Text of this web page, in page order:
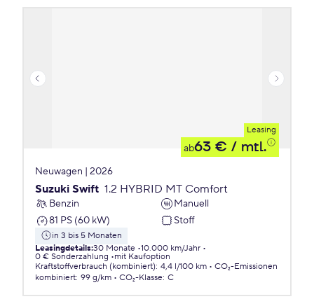
Leasing
ab63 € / mtl.
Neuwagen | 2026
Suzuki Swift 1.2 HYBRID MT Comfort
Benzin
Manuell
81 PS (60 kW)
Stoff
in 3 bis 5 Monaten
Leasingdetails:30 Monate 10.000 km/Jahr
0 € Sonderzahlung
mit Kaufoption
Kraftstoffverbrauch (kombiniert): 4,4 l/100 km
CO₂-Emissionen
kombiniert: 99 g/km CO₂-Klasse: C